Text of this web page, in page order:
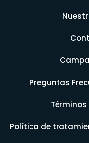
Preguntas
Política de